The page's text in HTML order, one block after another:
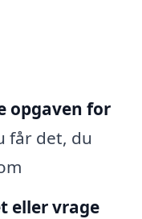
opgaven for
får det, du
eller vrage